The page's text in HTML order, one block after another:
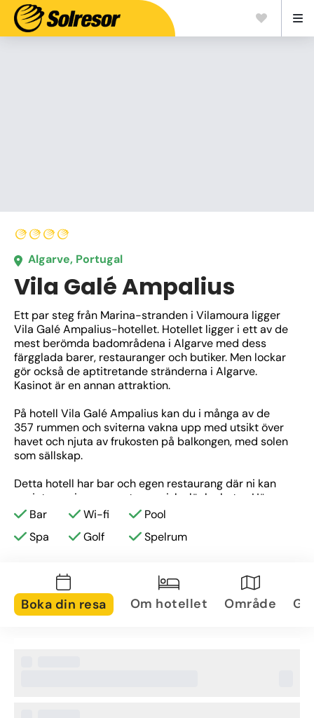
Algarve, Portugal
Vila Galé Ampalius
Ett par steg från Marina-stranden i Vilamoura ligger
Vila Galé Ampalius-hotellet. Hotellet ligger i ett av de
mest berömda badområdena i Algarve med dess
färgglada barer, restauranger och butiker. Men lockar
gör också de aptitretande stränderna i Algarve.
Kasinot är en annan attraktion.
På hotell Vila Galé Ampalius kan du i många av de
357 rummen och sviterna vakna upp med utsikt över
havet och njuta av frukosten på balkongen, med solen
som sällskap.
Detta hotell har bar och egen restaurang där ni kan
avnjuta  regionens gastronomiska läckerheter. Här
finns också utomhuspooler, tennisbanor, spelrum,
hydromassagepool och gym. För barn finns det en
Golfare som bor på detta hotell i Vilamoura har gratis
transport till många prisbelönta golfbanor i regionen,
Bar Wi-fi
Pool
Spa
Golf Spelrum
Boka din resa Om hotellet Område